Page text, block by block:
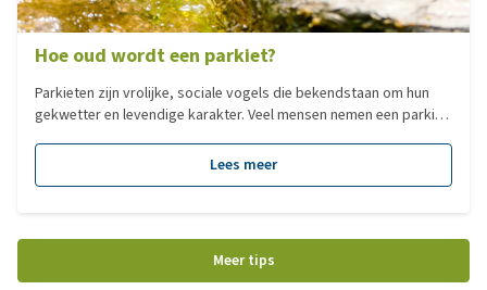
Hoe oud wordt een parkiet?
Parkieten zijn vrolijke, sociale vogels die bekendstaan om hun
gekwetter en levendige karakter. Veel mensen nemen een parkiet
kunnen worden. Toch is dat goed om vooraf te weten, want met
de juiste verzorging kunnen parkieten verrassend lang leven.
Lees meer
Meer tips